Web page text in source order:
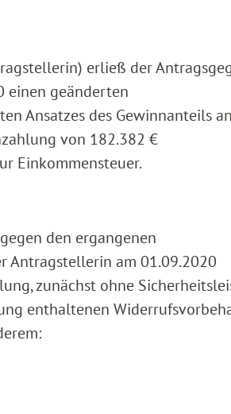
erließ der
einen geänderten
Ansatzes des Gewinnanteils
von 182.382 €
Einkommensteuer.
den ergangenen
Antragstellerin am 01.09.2020
zunächst ohne
enthaltenen